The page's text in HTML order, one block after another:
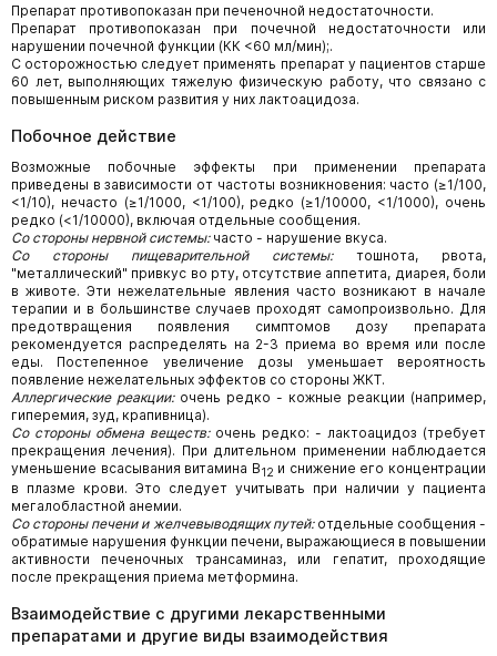
Препарат противопоказан при печеночной недостаточности.
Препарат противопоказан при почечной недостаточности или
нарушении почечной функции (КК <60 мл/мин);.
С осторожностью следует применять препарат у пациентов старше
60 лет, выполняющих тяжелую физическую работу, что связано с
повышенным риском развития у них лактоацидоза.
Побочное действие
Возможные побочные эффекты при применении препарата
приведены в зависимости от частоты возникновения: часто (≥1/100,
<1/10), нечасто (≥1/1000, <1/100), редко (≥1/10000, <1/1000), очень
редко (<1/10000), включая отдельные сообщения.
Со стороны нервной системы:часто - нарушение вкуса.
Со стороны пищеварительной системы: тошнота, рвота,
"металлический" привкус во рту, отсутствие аппетита, диарея, боли
в животе. Эти нежелательные явления часто возникают в начале
терапии и в большинстве случаев проходят самопроизвольно. Для
предотвращения появления симптомов дозу препарата
рекомендуется распределять на 2-3 приема во время или после
еды. Постепенное увеличение дозы уменьшает вероятность
появление нежелательных эффектов со стороны ЖКТ.
Аллергические реакции: очень редко - кожные реакции (например,
гиперемия, зуд, крапивница).
Со стороны обмена веществ: очень редко: - лактоацидоз (требует
прекращения лечения). При длительном применении наблюдается
уменьшение всасывания витамина В12 и снижение его концентрации
в плазме крови. Это следует учитывать при наличии у пациента
мегалобластной анемии.
Со стороны печени и желчевыводящих путей: отдельные сообщения -
обратимые нарушения функции печени, выражающиеся в повышении
активности печеночных трансаминаз, или гепатит, проходящие
после прекращения приема метформина.
Взаимодействие с другими лекарственными
препаратами и другие виды взаимодействия